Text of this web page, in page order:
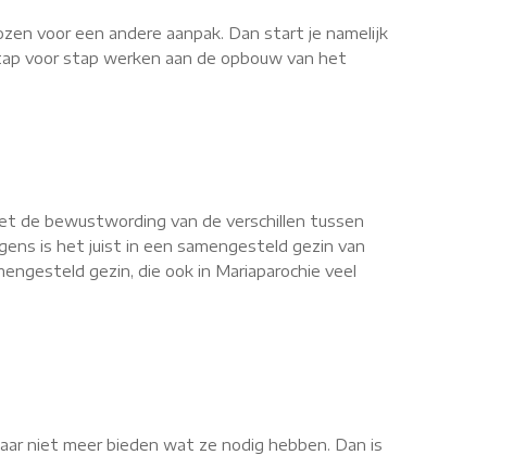
voor een andere aanpak. Dan start je namelijk
voor stap werken aan de opbouw van het
de bewustwording van de verschillen tussen
is het juist in een samengesteld gezin van
gezin, die ook in Mariaparochie veel
niet meer bieden wat ze nodig hebben. Dan is